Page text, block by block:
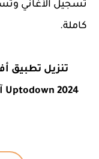
تسجيل الأغاني
كاملة.
Uptodown 2024 آخر إصدار | FL Studio Mobile APK